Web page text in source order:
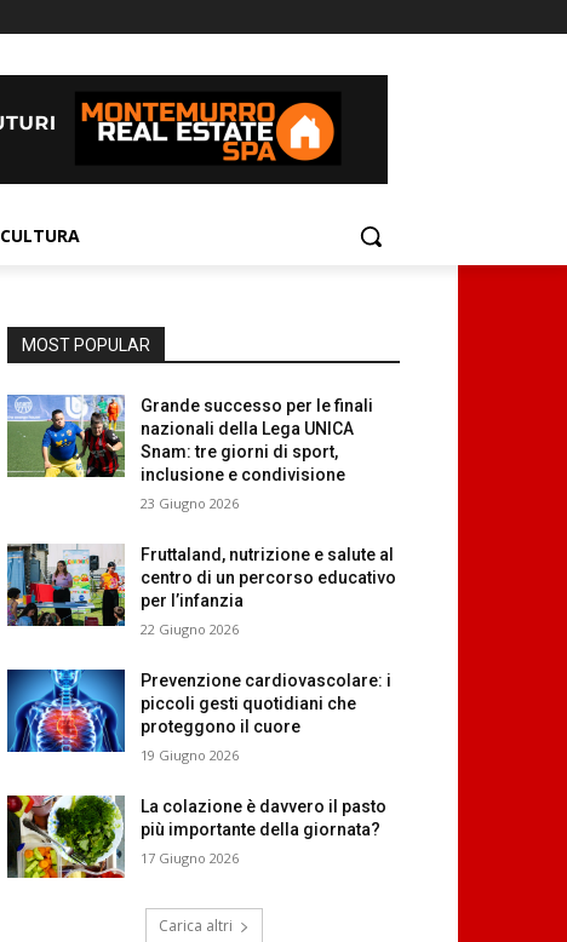
CULTURA
MOST POPULAR
Grande successo per le finali
nazionali della Lega UNICA
Snam: tre giorni di sport,
inclusione e condivisione
23 Giugno 2026
Fruttaland, nutrizione e salute al
centro di un percorso educativo
per l’infanzia
22 Giugno 2026
Prevenzione cardiovascolare: i
piccoli gesti quotidiani che
proteggono il cuore
19 Giugno 2026
La colazione è davvero il pasto
più importante della giornata?
17 Giugno 2026
Carica altri